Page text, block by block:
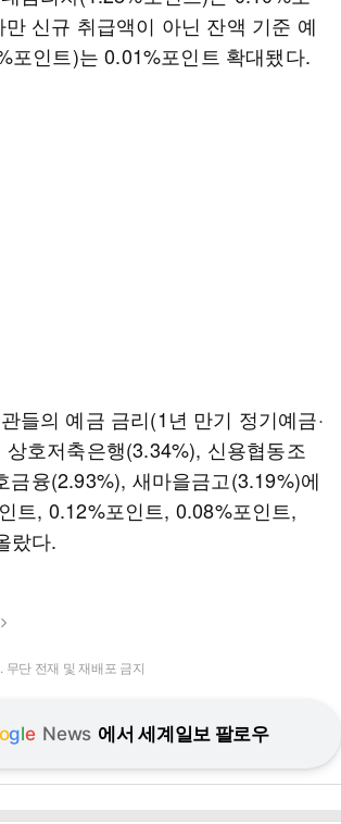
신규 취급액이 아닌 잔액 기준 예
포인트)는 0.01%포인트 확대됐다.
들의 예금 금리(1년 만기 정기예금·
호저축은행(3.34%), 신용협동조
금융(2.93%), 새마을금고(3.19%)에
트, 0.12%포인트, 0.08%포인트,
랐다.
단 전재 및 재배포 금지
gle News 에서 세계일보 팔로우